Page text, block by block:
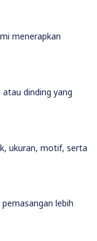
menerapkan
dinding yang
ukuran, motif, serta
lebih